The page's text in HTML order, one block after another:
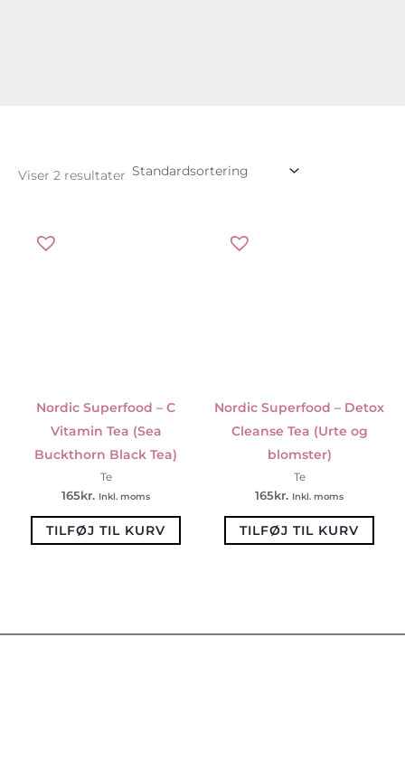
Viser 2 resultater
Nordic Superfood – C
Vitamin Tea (Sea
Buckthorn Black Tea)
Te
165kr. Inkl. moms
TILFØJ TIL KURV
Nordic Superfood – Detox
Cleanse Tea (Urte og
blomster)
Te
165kr. Inkl. moms
TILFØJ TIL KURV